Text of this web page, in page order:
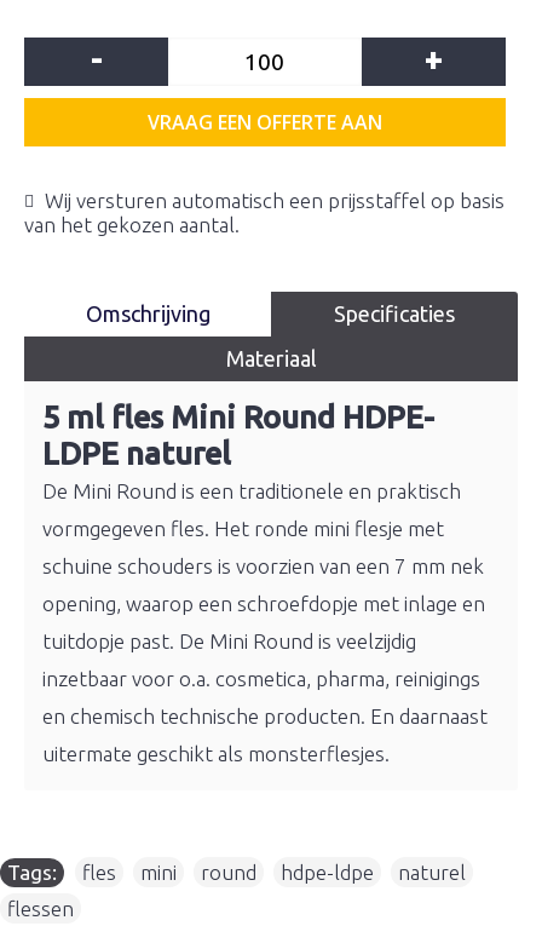
- +
VRAAG EEN OFFERTE AAN
Wij versturen automatisch een prijsstaffel op basis
van het gekozen aantal.
Omschrijving
Specificaties
Materiaal
5 ml fles Mini Round HDPE-
LDPE naturel
De Mini Round is een traditionele en praktisch
vormgegeven fles. Het ronde mini flesje met
schuine schouders is voorzien van een 7 mm nek
opening, waarop een schroefdopje met inlage en
tuitdopje past. De Mini Round is veelzijdig
inzetbaar voor o.a. cosmetica, pharma, reinigings
en chemisch technische producten. En daarnaast
uitermate geschikt als monsterflesjes.
Tags: fles mini round hdpe-ldpe naturel
flessen